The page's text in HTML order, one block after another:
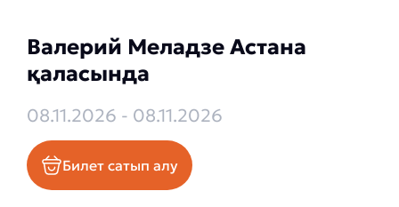
Валерий Меладзе Астана
қаласында
08.11.2026 - 08.11.2026
Билет сатып алу